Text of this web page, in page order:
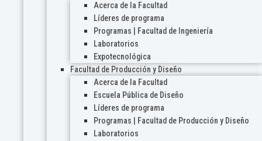
Acerca de la Facultad
Líderes de programa
Programas | Facultad de Ingeniería
Laboratorios
Expotecnológica
Facultad de Producción y Diseño
Acerca de la Facultad
Escuela Pública de Diseño
Líderes de programa
Programas | Facultad de Producción y Diseño
Laboratorios